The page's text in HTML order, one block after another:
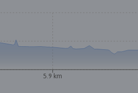
5.9 km